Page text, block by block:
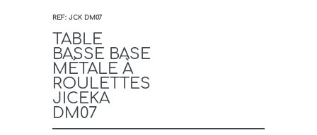
REF: JCK DM07
TABLE
BASSE BASE
MÉTALE À
ROULETTES
JICEKA
DM07